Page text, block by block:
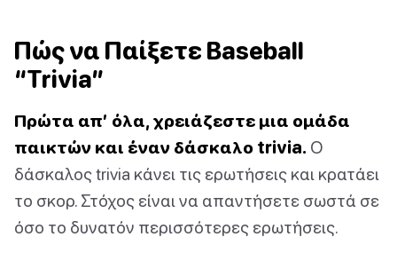
Πώς να Παίξετε Baseball
“Trivia”
Πρώτα απ’ όλα, χρειάζεστε μια ομάδα
παικτών και έναν δάσκαλο trivia. Ο
δάσκαλος trivia κάνει τις ερωτήσεις και κρατάει
το σκορ. Στόχος είναι να απαντήσετε σωστά σε
όσο το δυνατόν περισσότερες ερωτήσεις.